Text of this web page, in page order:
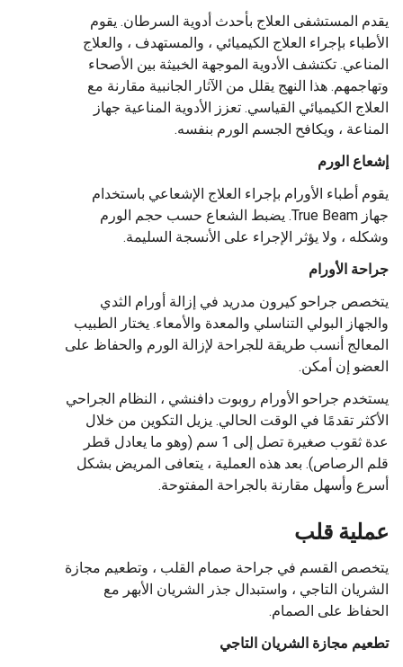
يقدم المستشفى العلاج بأحدث أدوية السرطان. يقوم
الأطباء بإجراء العلاج الكيميائي ، والمستهدف ، والعلاج
المناعي. تكتشف الأدوية الموجهة الخبيثة بين الأصحاء
وتهاجمهم. هذا النهج يقلل من الآثار الجانبية مقارنة مع
العلاج الكيميائي القياسي. تعزز الأدوية المناعية جهاز
المناعة ، ويكافح الجسم الورم بنفسه.
إشعاع الورم
يقوم أطباء الأورام بإجراء العلاج الإشعاعي باستخدام
جهاز True Beam. يضبط الشعاع حسب حجم الورم
وشكله ، ولا يؤثر الإجراء على الأنسجة السليمة.
جراحة الأورام
يتخصص جراحو كيرون مدريد في إزالة أورام الثدي
والجهاز البولي التناسلي والمعدة والأمعاء. يختار الطبيب
المعالج أنسب طريقة للجراحة لإزالة الورم والحفاظ على
العضو إن أمكن.
يستخدم جراحو الأورام روبوت دافنشي ، النظام الجراحي
الأكثر تقدمًا في الوقت الحالي. يزيل التكوين من خلال
عدة ثقوب صغيرة تصل إلى 1 سم (وهو ما يعادل قطر
قلم الرصاص). بعد هذه العملية ، يتعافى المريض بشكل
أسرع وأسهل مقارنة بالجراحة المفتوحة.
عملية قلب
يتخصص القسم في جراحة صمام القلب ، وتطعيم مجازة
الشريان التاجي ، واستبدال جذر الشريان الأبهر مع
الحفاظ على الصمام.
تطعيم مجازة الشريان التاجي